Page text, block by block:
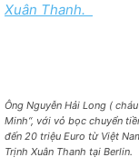
Xuân Thanh.
Ông Nguyễn Hải Long (
Minh“, với vỏ bọc chuyển
đến 20 triệu Euro từ Việt
Trịnh Xuân Thanh tại Berlin.